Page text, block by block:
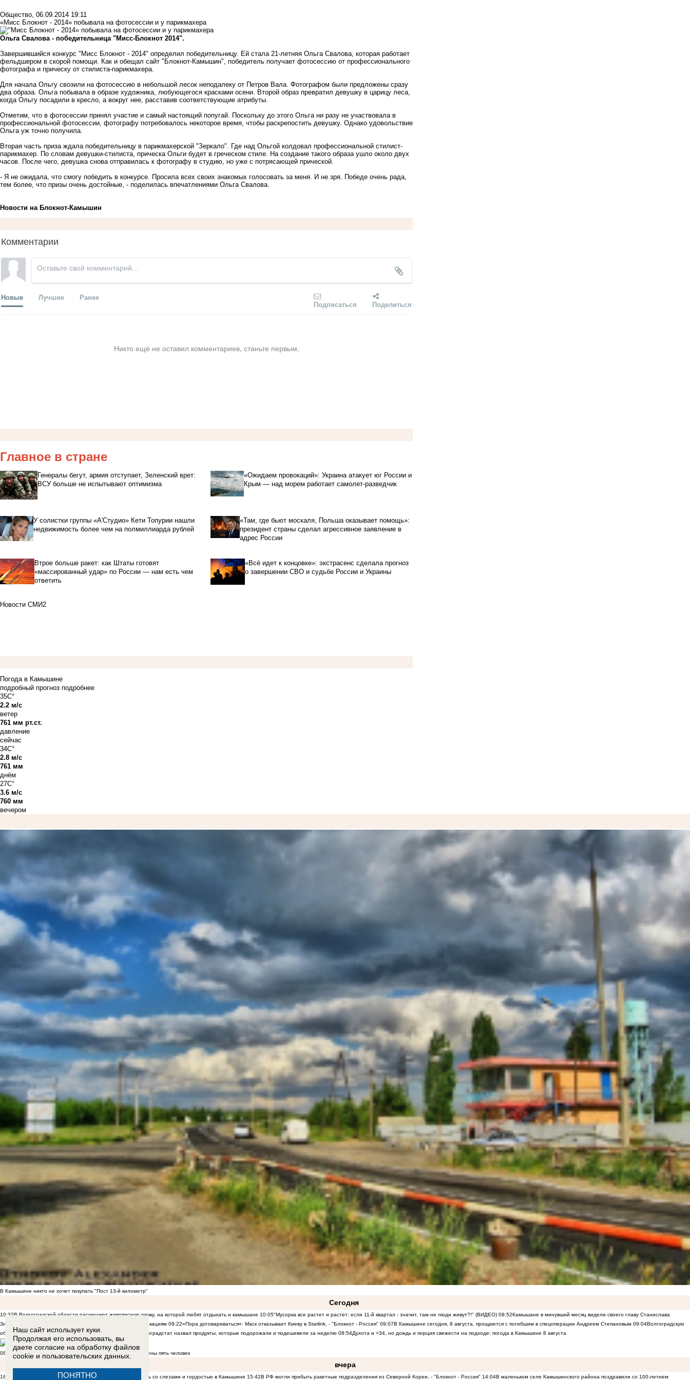
Общество, 06.09.2014 19:11
«Мисс Блокнот - 2014» побывала на фотосессии и у парикмахера
Ольга Свалова - победительница "Мисс-Блокнот 2014".
Завершившийся конкурс "Мисс Блокнот - 2014" определил победительницу. Ей стала 21-летняя Ольга Свалова, которая работает
фельдшером в скорой помощи. Как и обещал сайт "Блокнот-Камышин", победитель получает фотосессию от профессионального
фотографа и прическу от стилиста-парикмахера.
Для начала Ольгу свозили на фотосессию в небольшой лесок неподалеку от Петров Вала. Фотографом были предложены сразу
два образа. Ольга побывала в образе художника, любующегося красками осени. Второй образ превратил девушку в царицу леса,
когда Ольгу посадили в кресло, а вокруг нее, расставив соответствующие атрибуты.
Отметим, что в фотосессии принял участие и самый настоящий попугай. Поскольку до этого Ольга ни разу не участвовала в
профессиональной фотосессии, фотографу потребовалось некоторое время, чтобы раскрепостить девушку. Однако удовольствие
Ольга уж точно получила.
Вторая часть приза ждала победительницу в парикмахерской "Зеркало". Где над Ольгой колдовал профессиональной стилист-
парикмахер. По словам девушки-стилиста, прическа Ольги будет в греческом стиле. На создание такого образа ушло около двух
часов. После чего, девушка снова отправилась к фотографу в студию, но уже с потрясающей прической.
- Я не ожидала, что смогу победить в конкурсе. Просила всех своих знакомых голосовать за меня. И не зря. Победе очень рада,
тем более, что призы очень достойные, - поделилась впечатлениями Ольга Свалова.
Новости на Блoкнoт-Камышин
Комментарии
Новые Лучшие Ранее
Подписаться Поделиться
Никто ещё не оставил комментариев, станьте первым.
Главное в стране
Генералы бегут, армия отступает, Зеленский врет:
ВСУ больше не испытывают оптимизма
«Ожидаем провокаций»: Украина атакует юг России и
Крым — над морем работает самолет-разведчик
У солистки группы «А'Студио» Кети Топурии нашли
недвижимость более чем на полмиллиарда рублей
«Там, где бьют москаля, Польша оказывает помощь»:
президент страны сделал агрессивное заявление в
адрес России
Втрое больше ракет: как Штаты готовят
«массированный удар» по России — нам есть чем
ответить
«Всё идет к концовке»: экстрасенс сделала прогноз
о завершении СВО и судьбе России и Украины
Новости СМИ2
Погода в Камышине
подробный прогноз подробнее
35C°
2.2 м/с
ветер
761 мм рт.ст.
давление
сейчас
34C°
2.8 м/с
761 мм
днём
27C°
3.6 м/с
760 мм
вечером
В Камышине никто не хочет покупать "Пост 13-й километр"
Сегодня
10:32В Волгоградской области расчищают живописную речку, на которой любят отдыхать и камышане 10:05"Мусорка все растет и растет: если 11-й квартал - значит, там не люди живут?!" (ВИДЕО) 09:52Камышане в минувший месяц видели своего главу Станислава
Зинченко разве что на портретах к поздравительным публикациям 09:22«Пора договариваться»: Маск отказывает Киеву в Starlink, - "Блокнот - Россия" 09:07В Камышине сегодня, 8 августа, прощаются с погибшим в спецоперации Андреем Степановым 09:04Волгоградскую
область накрыла волна фейков о холере в воде
Волгоградстат назвал продукты, которые подорожали и подешевели за неделю 08:54Духота и +34, но дождь и порция свежести на подходе: погода в Камышине 8 августа
08:50 Ильский НПЗ горит после атаки БПЛА на Кубань: ранены пять человек
вчера
18:53 Родные погибших героев приняли их ордена и медаль со слезами и гордостью в Камышине 15:42В РФ могли прибыть ракетные подразделения из Северной Кореи, - "Блокнот - Россия" 14:04В маленьком селе Камышинского района поздравили со 100-летием
Наш сайт использует куки.
Продолжая его использовать, вы
даете согласие на обработку файлов
cookie и пользовательских данных.
ПОНЯТНО